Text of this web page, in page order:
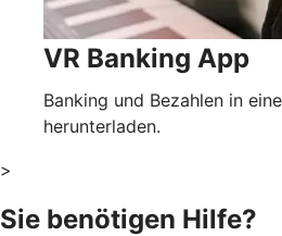
VR Banking App
Banking und Bezahlen in
herunterladen.
>
Sie benötigen Hilfe?